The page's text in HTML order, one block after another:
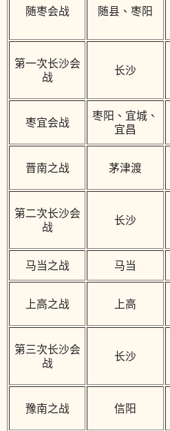
随枣会战 随县、枣阳
第一次长沙会
战
长沙
枣宜会战
枣阳、宜城、
宜昌
晋南之战 茅津渡
第二次长沙会
战
长沙
马当之战 马当
上高之战 上高
第三次长沙会
战
长沙
豫南之战 信阳